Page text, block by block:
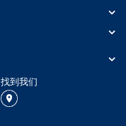
找到我们